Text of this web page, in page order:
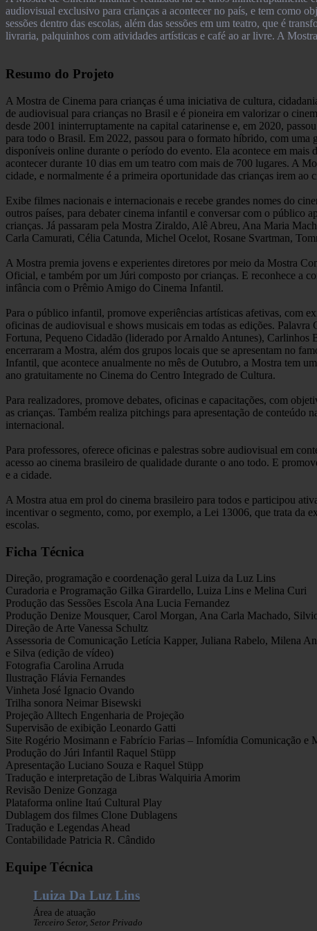
audiovisual exclusivo para crianças a acontecer no país, e tem como
sessões dentro das escolas, além das sessões em um teatro, que é
livraria, palquinhos com atividades artísticas e café ao ar livre. A
Resumo do Projeto
A Mostra de Cinema para crianças é uma iniciativa de cultura,
de audiovisual para crianças no Brasil e é pioneira em valorizar o
desde 2001 ininterruptamente na capital catarinense e, em 2020,
para todo o Brasil. Em 2022, passou para o formato híbrido, com uma
disponíveis online durante o período do evento. Ela acontece em mais
acontecer durante 10 dias em um teatro com mais de 700 lugares. A
cidade, e normalmente é a primeira oportunidade das crianças irem ao
Exibe filmes nacionais e internacionais e recebe grandes nomes do
outros países, para debater cinema infantil e conversar com o público
crianças. Já passaram pela Mostra Ziraldo, Alê Abreu, Ana Maria
Carla Camurati, Célia Catunda, Michel Ocelot, Rosane Svartman,
A Mostra premia jovens e experientes diretores por meio da Mostra
Oficial, e também por um Júri composto por crianças. E reconhece a
infância com o Prêmio Amigo do Cinema Infantil.
Para o público infantil, promove experiências artísticas afetivas, com
oficinas de audiovisual e shows musicais em todas as edições.
Fortuna, Pequeno Cidadão (liderado por Arnaldo Antunes), Carlinhos
encerraram a Mostra, além dos grupos locais que se apresentam no
Infantil, que acontece anualmente no mês de Outubro, a Mostra tem
ano gratuitamente no Cinema do Centro Integrado de Cultura.
Para realizadores, promove debates, oficinas e capacitações, com
as crianças. Também realiza pitchings para apresentação de conteúdo
internacional.
Para professores, oferece oficinas e palestras sobre audiovisual em
acesso ao cinema brasileiro de qualidade durante o ano todo. E
e a cidade.
A Mostra atua em prol do cinema brasileiro para todos e participou
incentivar o segmento, como, por exemplo, a Lei 13006, que trata da
escolas.
Ficha Técnica
Direção, programação e coordenação geral Luiza da Luz Lins
Curadoria e Programação Gilka Girardello, Luiza Lins e Melina Curi
Produção das Sessões Escola Ana Lucia Fernandez
Produção Denize Mousquer, Carol Morgan, Ana Carla Machado,
Direção de Arte Vanessa Schultz
Assessoria de Comunicação Letícia Kapper, Juliana Rabelo, Milena
e Silva (edição de vídeo)
Fotografia Carolina Arruda
Ilustração Flávia Fernandes
Vinheta José Ignacio Ovando
Trilha sonora Neimar Bisewski
Projeção Alltech Engenharia de Projeção
Supervisão de exibição Leonardo Gatti
Site Rogério Mosimann e Fabrício Farias – Infomídia Comunicação e
Produção do Júri Infantil Raquel Stüpp
Apresentação Luciano Souza e Raquel Stüpp
Tradução e interpretação de Libras Walquiria Amorim
Revisão Denize Gonzaga
Plataforma online Itaú Cultural Play
Dublagem dos filmes Clone Dublagens
Tradução e Legendas Ahead
Contabilidade Patricia R. Cândido
Equipe Técnica
Luiza Da Luz Lins
Área de atuação
Terceiro Setor, Setor Privado